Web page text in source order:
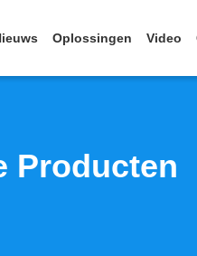
Oplossingen Video
Producten